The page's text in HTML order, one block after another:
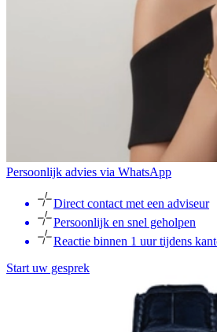
Persoonlijk advies via WhatsApp
Direct contact met een adviseur
Persoonlijk en snel geholpen
Reactie binnen 1 uur tijdens
Start uw gesprek